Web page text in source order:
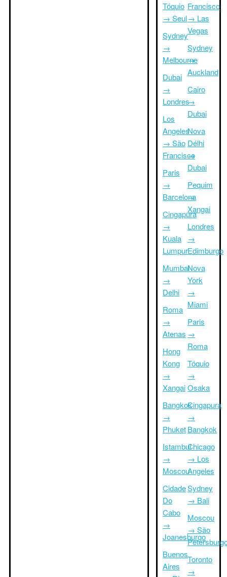
Tóquio
→ Seul
Sydney
→
Melbourne
Dubai
→
Londres
Los
Angeles
→ São
Francisco
Paris
→
Barcelona
Cingapura
→
Kuala
Lumpur
Mumbai
→
Delhi
Roma
→
Atenas
Hong
Kong
→
Xangai
Bangkok
→
Phuket
Istambul
→
Moscou
Cidade
Do
Cabo
→
Joanesburgo
Buenos
Aires
Francisco
→ Las
Vegas
Sydney
→
Auckland
Cairo
→
Dubai
Nova
Délhi
→
Dubai
Pequim
→
Xangai
Londres
→
Edimburgo
Nova
York
→
Miami
Paris
→
Roma
Tóquio
→
Osaka
Cingapura
→
Bangkok
Chicago
→ Los
Angeles
Sydney
→ Bali
Moscou
→ São
Toronto
→